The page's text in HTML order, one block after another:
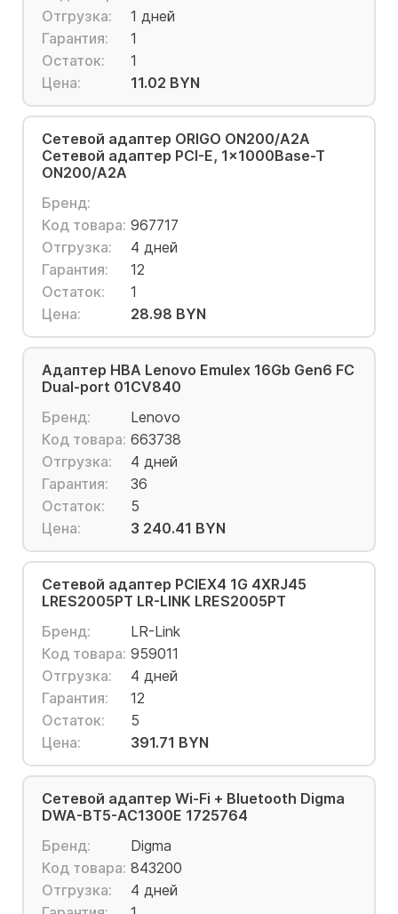
Отгрузка:
1 дней
Гарантия:
1
Остаток:
1
Цена:
11.02 BYN
Сетевой адаптер ORIGO ON200/A2A
Сетевой адаптер PCI-E, 1x1000Base-T
ON200/A2A
Бренд:
Код товара: 967717
Отгрузка:
4 дней
Гарантия:
12
Остаток:
1
Цена:
28.98 BYN
Адаптер HBA Lenovo Emulex 16Gb Gen6 FC
Dual-port 01CV840
Бренд:
Lenovo
Код товара: 663738
Отгрузка:
4 дней
Гарантия:
36
Остаток:
5
Цена:
3 240.41 BYN
Сетевой адаптер PCIEX4 1G 4XRJ45
LRES2005PT LR-LINK LRES2005PT
Бренд:
LR-Link
Код товара: 959011
Отгрузка:
4 дней
Гарантия:
12
Остаток:
5
Цена:
391.71 BYN
Сетевой адаптер Wi-Fi + Bluetooth Digma
DWA-BT5-AC1300E 1725764
Бренд:
Digma
Код товара: 843200
Отгрузка:
4 дней